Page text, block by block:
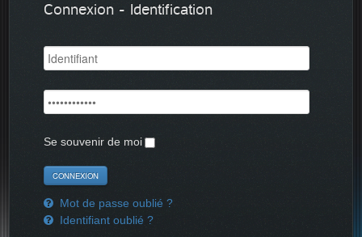
Connexion - Identification
Se souvenir de moi
Mot de passe oublié ?
Identifiant oublié ?